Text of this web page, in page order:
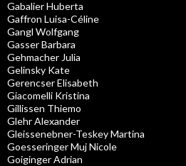
Gabalier Huberta
Gaffron Luisa-Céline
Gangl Wolfgang
Gasser Barbara
Gehmacher Julia
Gelinsky Kate
Gerencser Elisabeth
Giacomelli Kristina
Gillissen Thiemo
Glehr Alexander
Gleissenebner-Teskey Martina
Goesseringer Muj Nicole
Goiginger Adrian